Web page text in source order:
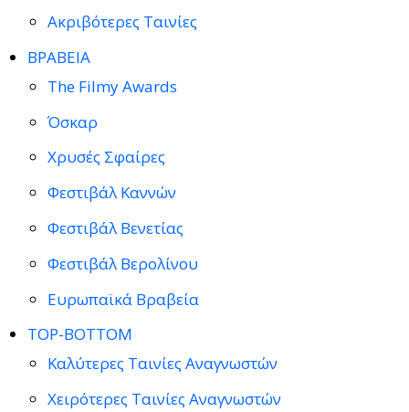
Ακριβότερες Ταινίες
ΒΡΑΒΕΙΑ
The Filmy Awards
Όσκαρ
Χρυσές Σφαίρες
Φεστιβάλ Καννών
Φεστιβάλ Βενετίας
Φεστιβάλ Βερολίνου
Ευρωπαϊκά Βραβεία
TOP-BOTTOM
Καλύτερες Ταινίες Αναγνωστών
Χειρότερες Ταινίες Αναγνωστών